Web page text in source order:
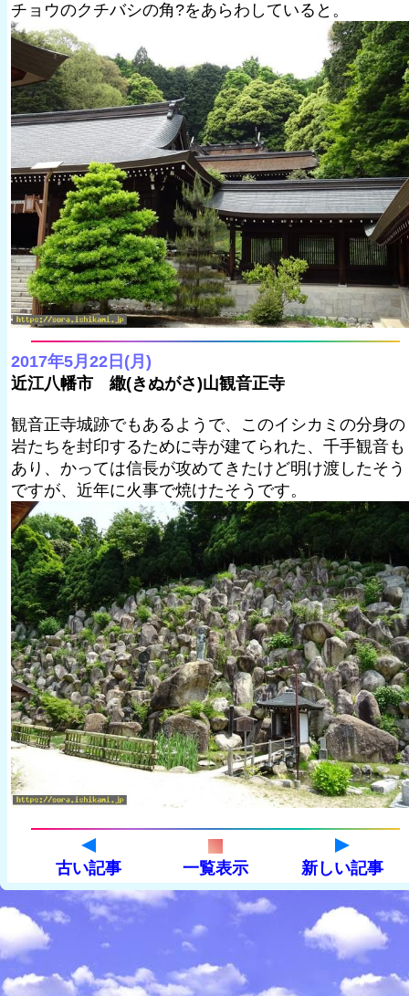
チョウのクチバシの角?をあらわしていると。
2017年5月22日(月)
近江八幡市 繖(きぬがさ)山観音正寺
観音正寺城跡でもあるようで、このイシカミの分身の
岩たちを封印するために寺が建てられた、千手観音も
あり、かっては信長が攻めてきたけど明け渡したそう
ですが、近年に火事で焼けたそうです。
古い記事 一覧表示 新しい記事